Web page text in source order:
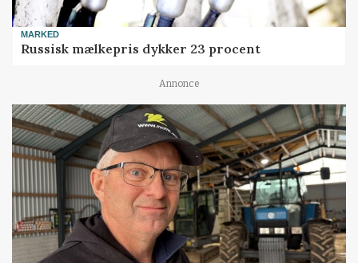
MARKED
Russisk mælkepris dykker 23 procent
Annonce